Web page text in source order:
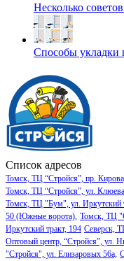
Несколько
Способы укладки
Список адресов
Томск, ТЦ “Стройся”, пр.
Томск, ТЦ “Стройся”, ул.
Томск, ТЦ "Бум", ул. Иркутский
50 (Южные ворота), Томск, ТЦ
Иркутский тракт, 194 Северск,
Оптовый центр, “Стройся”, ул.
"Стройся", ул. Елизаровых 56а,